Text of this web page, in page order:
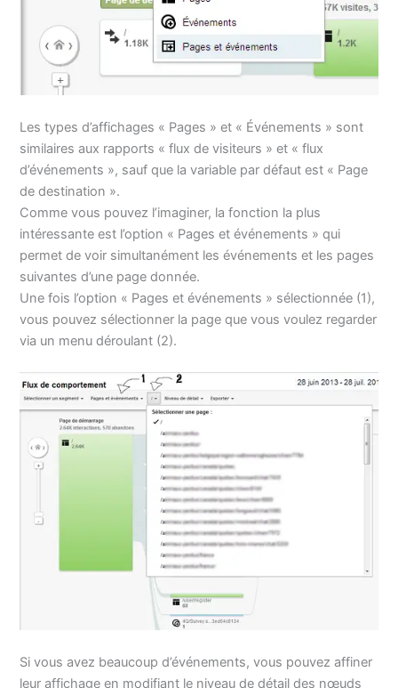
Les types d’affichages « Pages » et « Événements » sont
similaires aux rapports « flux de visiteurs » et « flux
d’événements », sauf que la variable par défaut est « Page
de destination ».
Comme vous pouvez l’imaginer, la fonction la plus
intéressante est l’option « Pages et événements » qui
permet de voir simultanément les événements et les pages
suivantes d’une page donnée.
Une fois l’option « Pages et événements » sélectionnée (1),
vous pouvez sélectionner la page que vous voulez regarder
via un menu déroulant (2).
Si vous avez beaucoup d’événements, vous pouvez affiner
leur affichage en modifiant le niveau de détail des nœuds